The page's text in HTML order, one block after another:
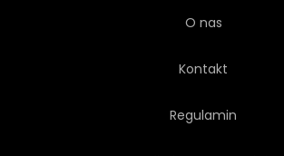
O nas
Kontakt
Regulamin